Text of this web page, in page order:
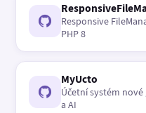
Responsive
PHP 8
MyUcto
Účetní systém
a AI